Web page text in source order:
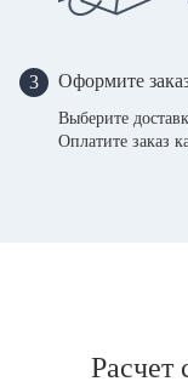
3 Оформите
Выберите
Оплатите заказ
Расчет